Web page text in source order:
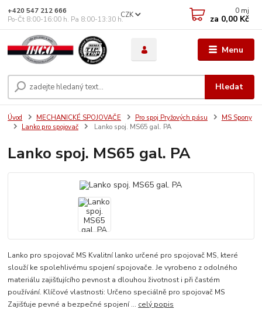
Menu
CZK
Hledat
+420 547 212 666
Po-Čt 8:00-16:00 h. Pa 8:00-13:30 h.
0 mj
za 0,00 Kč
Úvod MECHANICKÉ SPOJOVAČE Pro spoj Pryžových pásu
MS Spony
Lanko pro spojovač
Lanko spoj. MS65 gal. PA
Lanko spoj. MS65 gal. PA
Lanko pro spojovač MS Kvalitní lanko určené pro spojovač MS, které
slouží ke spolehlivému spojení spojovače. Je vyrobeno z odolného
materiálu zajišťujícího pevnost a dlouhou životnost i při častém
používání. Klíčové vlastnosti: Určeno speciálně pro spojovač MS
Zajišťuje pevné a bezpečné spojení ... celý popis